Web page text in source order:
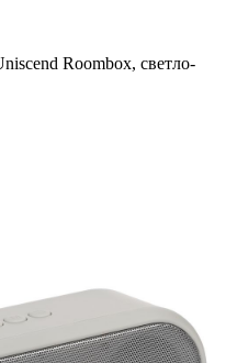
Roombox, светло-